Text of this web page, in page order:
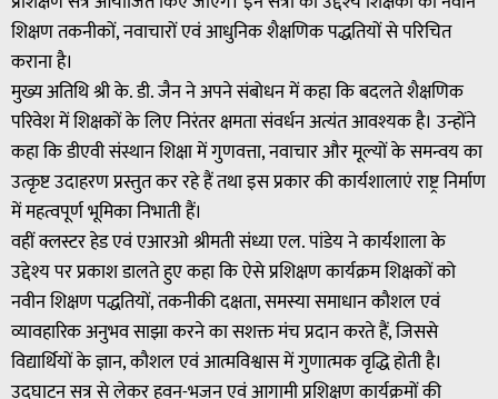
शिक्षण तकनीकों, नवाचारों एवं आधुनिक शैक्षणिक पद्धतियों से परिचित
कराना है।
मुख्य अतिथि श्री के. डी. जैन ने अपने संबोधन में कहा कि बदलते शैक्षणिक
परिवेश में शिक्षकों के लिए निरंतर क्षमता संवर्धन अत्यंत आवश्यक है। उन्होंने
कहा कि डीएवी संस्थान शिक्षा में गुणवत्ता, नवाचार और मूल्यों के समन्वय का
उत्कृष्ट उदाहरण प्रस्तुत कर रहे हैं तथा इस प्रकार की कार्यशालाएं राष्ट्र निर्माण
में महत्वपूर्ण भूमिका निभाती हैं।
वहीं क्लस्टर हेड एवं एआरओ श्रीमती संध्या एल. पांडेय ने कार्यशाला के
उद्देश्य पर प्रकाश डालते हुए कहा कि ऐसे प्रशिक्षण कार्यक्रम शिक्षकों को
नवीन शिक्षण पद्धतियों, तकनीकी दक्षता, समस्या समाधान कौशल एवं
व्यावहारिक अनुभव साझा करने का सशक्त मंच प्रदान करते हैं, जिससे
विद्यार्थियों के ज्ञान, कौशल एवं आत्मविश्वास में गुणात्मक वृद्धि होती है।
उद्घाटन सत्र से लेकर हवन-भजन एवं आगामी प्रशिक्षण कार्यक्रमों की